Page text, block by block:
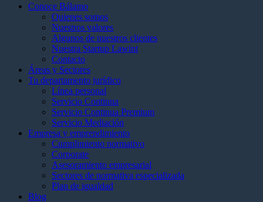
Conoce Bálamo
Quienes somos
Nuestros valores
Algunos de nuestros clientes
Nuestra Startup Lawint
Contacto
Áreas y Sectores
Tu departamento jurídico
Línea personal
Servicio Continua
Servicio Continua Premium
Servicio Mediación
Empresa y emprendimiento
Cumplimiento normativo
Corporate
Asesoramiento empresarial
Sectores de normativa especializada
Plan de igualdad
Blog